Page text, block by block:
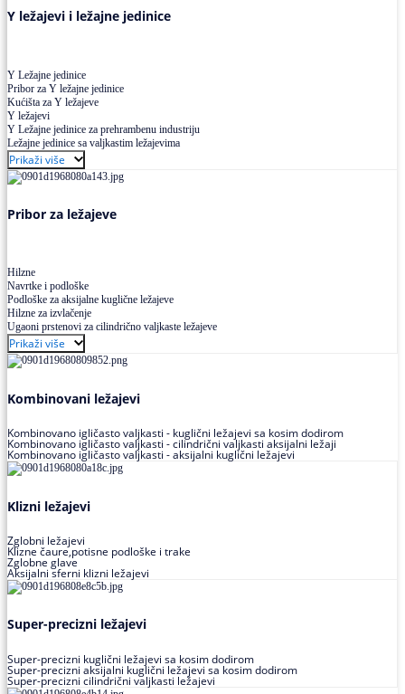
Y ležajevi i ležajne jedinice
Y Ležajne jedinice
Pribor za Y ležajne jedinice
Kućišta za Y ležajeve
Y ležajevi
Y Ležajne jedinice za prehrambenu industriju
Ležajne jedinice sa valjkastim ležajevima
Prikaži više
Pribor za ležajeve
Hilzne
Navrtke i podloške
Podloške za aksijalne kuglične ležajeve
Hilzne za izvlačenje
Ugaoni prstenovi za cilindrično valjkaste ležajeve
Prikaži više
Kombinovani ležajevi
Kombinovano igličasto valjkasti - kuglični ležajevi sa kosim dodirom
Kombinovano igličasto valjkasti - cilindrični valjkasti aksijalni ležaji
Kombinovano igličasto valjkasti - aksijalni kuglični ležajevi
Klizni ležajevi
Zglobni ležajevi
Klizne čaure,potisne podloške i trake
Zglobne glave
Aksijalni sferni klizni ležajevi
Super-precizni ležajevi
Super-precizni kuglični ležajevi sa kosim dodirom
Super-precizni aksijalni kuglični ležajevi sa kosim dodirom
Super-precizni cilindrični valjkasti ležajevi